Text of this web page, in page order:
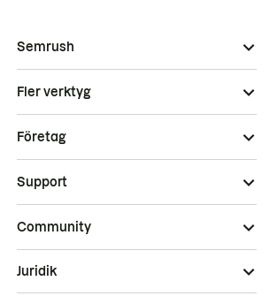
Semrush
Fler verktyg
Företag
Support
Community
Juridik